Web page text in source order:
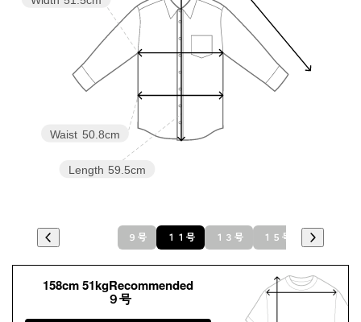
Length 59.5cm
Waist 50.8cm
９号 １１号 １３号 １５号
158cm 51kgRecommended
９号